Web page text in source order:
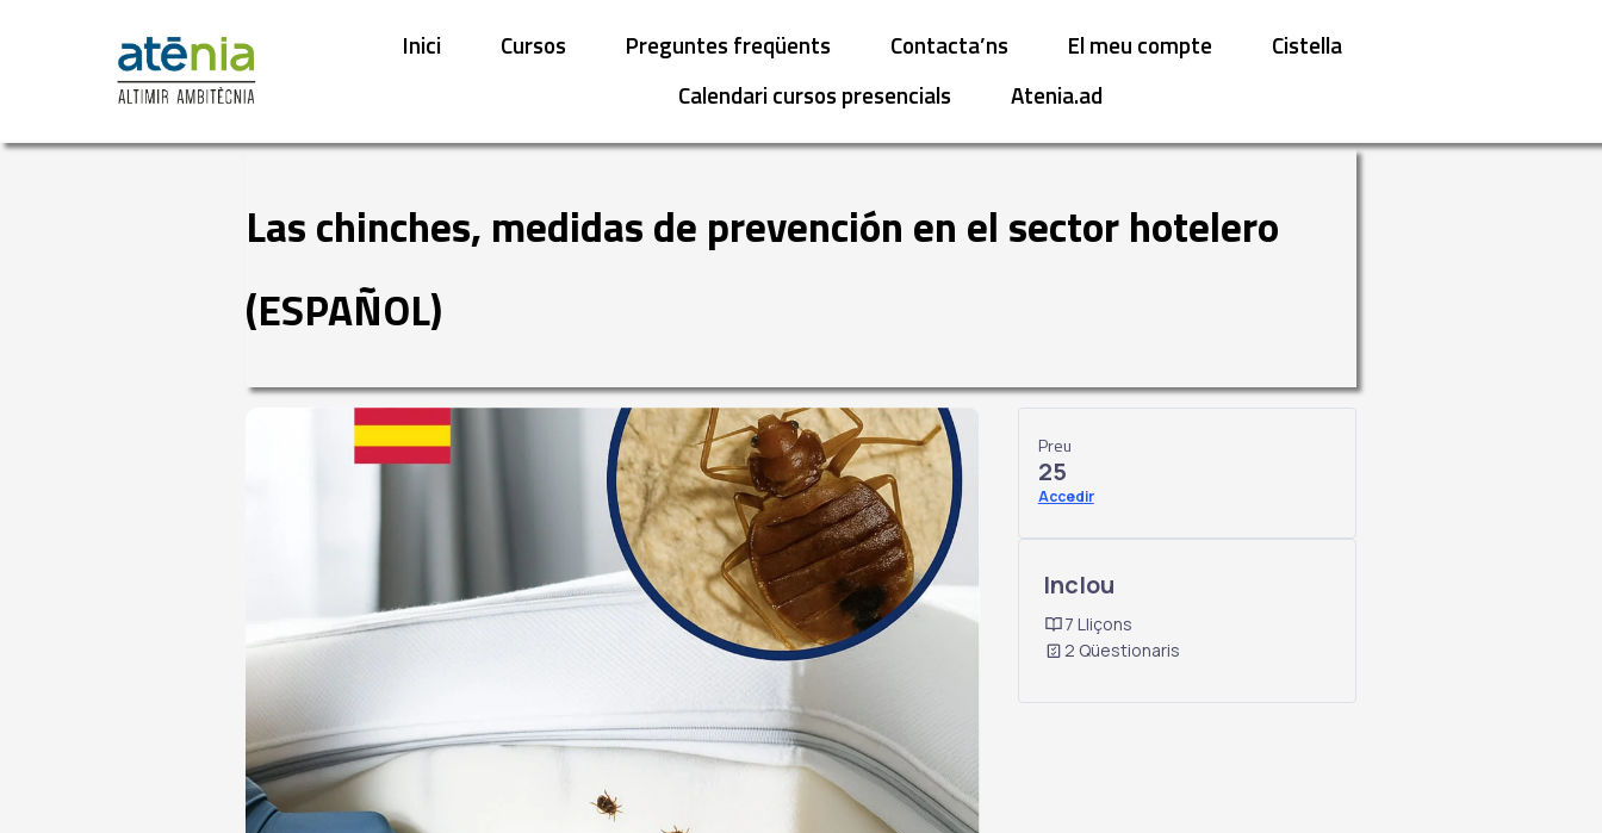
Inici Cursos Preguntes freqüents Contacta’ns El meu compte
Cistella
Calendari cursos presencials
Atenia.ad
Las chinches, medidas de prevención en el sector hotelero
(ESPAÑOL)
Preu
25
Accedir
Inclou
7 Lliçons
2 Qüestionaris